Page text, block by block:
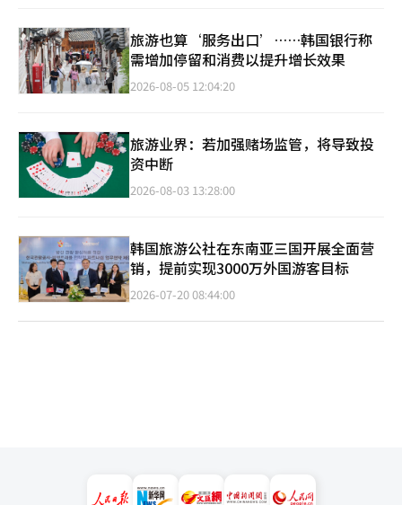
旅游也算‘服务出口’……韩国银行称
需增加停留和消费以提升增长效果
2026-08-05 12:04:20
旅游业界：若加强赌场监管，将导致投
资中断
2026-08-03 13:28:00
韩国旅游公社在东南亚三国开展全面营
销，提前实现3000万外国游客目标
2026-07-20 08:44:00